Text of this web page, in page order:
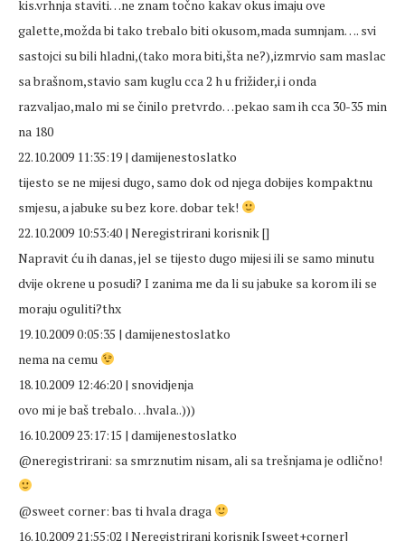
kis.vrhnja staviti…ne znam točno kakav okus imaju ove
galette,možda bi tako trebalo biti okusom,mada sumnjam…. svi
sastojci su bili hladni,(tako mora biti,šta ne?),izmrvio sam maslac
sa brašnom,stavio sam kuglu cca 2 h u frižider,i i onda
razvaljao,malo mi se činilo pretvrdo…pekao sam ih cca 30-35 min
na 180
22.10.2009 11:35:19 | damijenestoslatko
tijesto se ne mijesi dugo, samo dok od njega dobijes kompaktnu
smjesu, a jabuke su bez kore. dobar tek!
22.10.2009 10:53:40 | Neregistrirani korisnik []
Napravit ću ih danas, jel se tijesto dugo mijesi ili se samo minutu
dvije okrene u posudi? I zanima me da li su jabuke sa korom ili se
moraju oguliti?thx
19.10.2009 0:05:35 | damijenestoslatko
nema na cemu
18.10.2009 12:46:20 | snovidjenja
ovo mi je baš trebalo…hvala..)))
16.10.2009 23:17:15 | damijenestoslatko
@neregistrirani: sa smrznutim nisam, ali sa trešnjama je odlično!
@sweet corner: bas ti hvala draga
16.10.2009 21:55:02 | Neregistrirani korisnik [sweet+corner]